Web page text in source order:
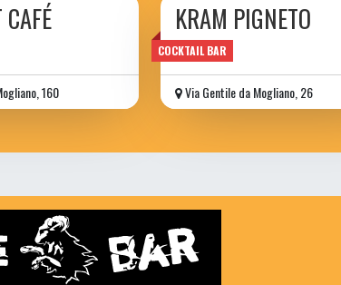
160
COCKTAIL BAR
KRAM PIGNETO
risto-pub
Via Gentile da Mogliano, 26